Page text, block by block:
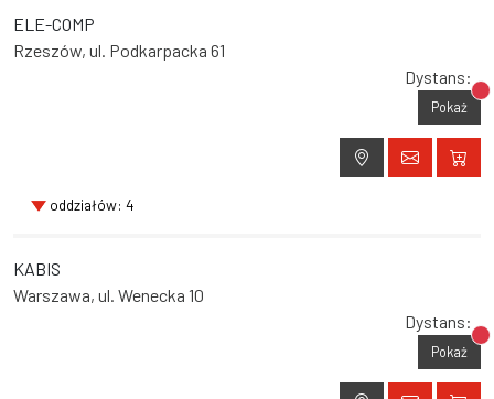
ELE-COMP
Rzeszów, ul. Podkarpacka 61
Dystans:
Pokaż
oddziałów: 4
KABIS
Warszawa, ul. Wenecka 10
Dystans:
Pokaż